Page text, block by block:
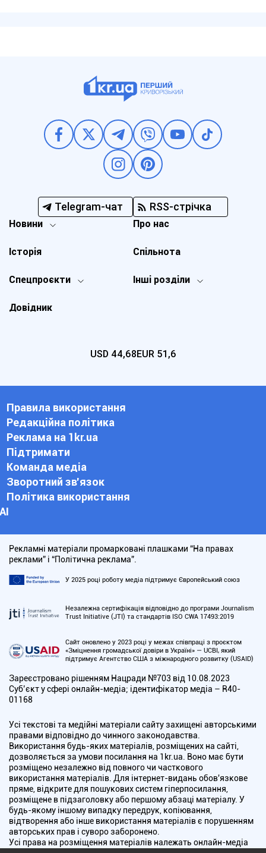
Telegram-чат RSS-стрічка
Новини
Спецпроєкти Інші розділи
Історія
Про нас
Довідник
Спільнота
USD 44,68EUR 51,6
Правила використання
Редакційна політика
Реклама на 1kr.ua
Підтримати
Команда медіа
Зворотний зв'язок
Політика використання
АІ
Рекламні матеріали промарковані плашками “На правах
реклами” і “Політична реклама”.
У 2025 році роботу медіа підтримує Європейський союз
Незалежна сертифікація відповідно до програми Journalism
Trust Initiative (JTI) та стандартів ISO CWA 17493:2019
Сайт оновлено у 2023 році у межах співпраці з проєктом
«Зміцнення громадської довіри в Україні» — UCBI, який
підтримує Агентство США з міжнародного розвитку (USAID)
Зареєстровано рішенням Нацради №703 від 10.08.2023
Cуб’єкт у сфері онлайн-медіа; ідентифікатор медіа – R40-
01168
Усі текстові та медійні матеріали сайту захищені авторськими
правами відповідно до чинного законодавства.
Використання будь-яких матеріалів, розміщених на сайті,
дозволяється за умови посилання на 1kr.ua. Воно має бути
розміщено незалежно від повного чи часткового
використання матеріалів. Для інтернет-видань обов'язкове
пряме, відкрите для пошукових систем гіперпосилання,
розміщене в підзаголовку або першому абзаці матеріалу. У
будь-якому іншому випадку передрук, копіювання,
відтворення або інше використання матеріалів є порушенням
авторських прав і суворо заборонено.
Усі права на розміщення матеріалів належать онлайн-медіа